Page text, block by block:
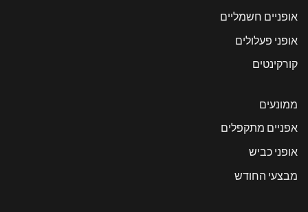
אופניים חשמליים
אופני פעלולים
קורקינטים
ממונעים
אפניים מתקפלים
אופני כביש
מבצעי החודש